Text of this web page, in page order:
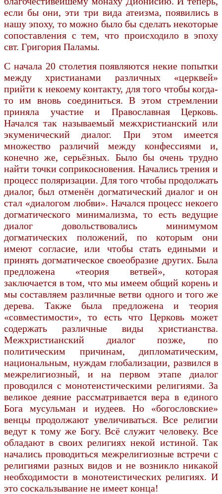
если бы они, эти три вида атеизма, появились в
нашу эпоху, то можно было бы сделать некоторые
сопоставления с тем, что происходило в эпоху
свт. Григория Паламы.
С начала 20 столетия появляются некие попытки
между христианами различных «церквей»
прийти к некоему контакту, для того чтобы когда-
то им вновь соединиться. В этом стремлении
приняла участие и Православная Церковь.
Начался так называемый межхристианский или
экуменический диалог. При этом имеется
множество различий между конфессиями и,
конечно же, серьёзных. Было бы очень трудно
найти точки соприкосновения. Начались трения и
процесс поляризации. Для того чтобы продолжать
диалог, был отменён догматический диалог и он
стал «диалогом любви». Начался процесс некоего
догматического минимализма, то есть ведущие
диалог довольствовались минимумом
догматических положений, по которым они
имеют согласие, или чтобы стать едиными и
принять догматическое своеобразие других. Была
предложена «теория ветвей», которая
заключается в том, что мы имеем общий корень и
мы составляем различные ветви одного и того же
дерева. Также была предложена и теория
«совместимости», то есть что Церковь может
содержать различные виды христианства.
Межхристианский диалог позже, по
политическим причинам, дипломатическим,
национальным, нуждам глобализации, развился в
межрелигиозный, и на первом этапе диалог
проводился с монотеистическими религиями. За
великое деяние рассматривается вера в единого
Бога мусульман и иудеев. Но «богословские»
венцы продолжают увеличиваться. Все религии
ведут к тому же Богу. Всё служит человеку. Все
обладают в своих религиях некой истиной. Так
начались проводиться межрелигиозные встречи с
религиями разных видов и не возникло никакой
необходимости в монотеистических религиях. И
это соскальзывание не имеет конца!